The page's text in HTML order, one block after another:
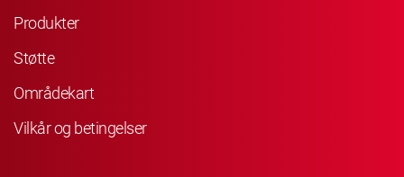
Produkter
Støtte
Områdekart
Vilkår og betingelser